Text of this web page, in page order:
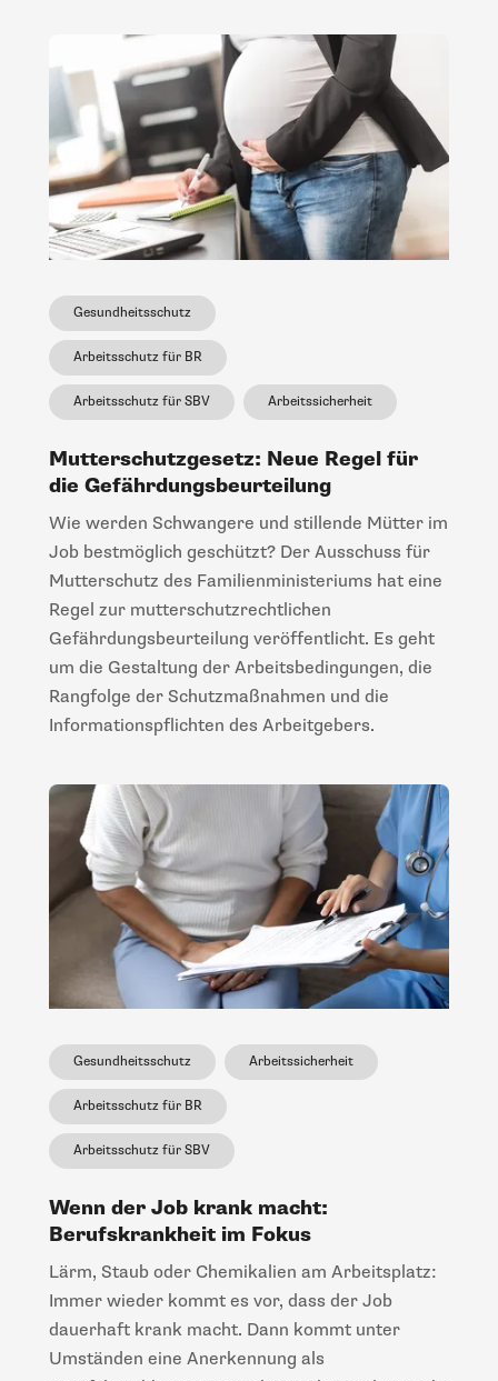
Gesundheitsschutz
Arbeitsschutz für BR
Arbeitsschutz für SBV Arbeitssicherheit
Mutterschutzgesetz: Neue Regel für
die Gefährdungsbeurteilung
Wie werden Schwangere und stillende Mütter im
Job bestmöglich geschützt? Der Ausschuss für
Mutterschutz des Familienministeriums hat eine
Regel zur mutterschutzrechtlichen
Gefährdungsbeurteilung veröffentlicht. Es geht
um die Gestaltung der Arbeitsbedingungen, die
Rangfolge der Schutzmaßnahmen und die
Informationspflichten des Arbeitgebers.
Gesundheitsschutz Arbeitssicherheit
Arbeitsschutz für BR
Arbeitsschutz für SBV
Wenn der Job krank macht:
Berufskrankheit im Fokus
Lärm, Staub oder Chemikalien am Arbeitsplatz:
Immer wieder kommt es vor, dass der Job
dauerhaft krank macht. Dann kommt unter
Umständen eine Anerkennung als